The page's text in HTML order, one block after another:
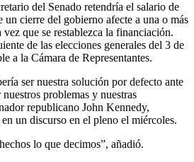
del Senado retendría el salario de
un cierre del gobierno afecte a una o más
que se restablezca la financiación.
de las elecciones generales del 3 de
a la Cámara de Representantes.
ser nuestra solución por defecto ante
problemas y nuestras
republicano John Kennedy,
un discurso en el pleno el miércoles.
lo que decimos”, añadió.